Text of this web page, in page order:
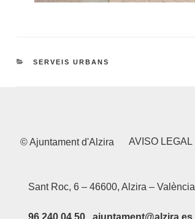
CATEGORIES
SERVEIS URBANS
© Ajuntament d'Alzira AVISO LEGAL
Sant Roc, 6 – 46600, Alzira – València